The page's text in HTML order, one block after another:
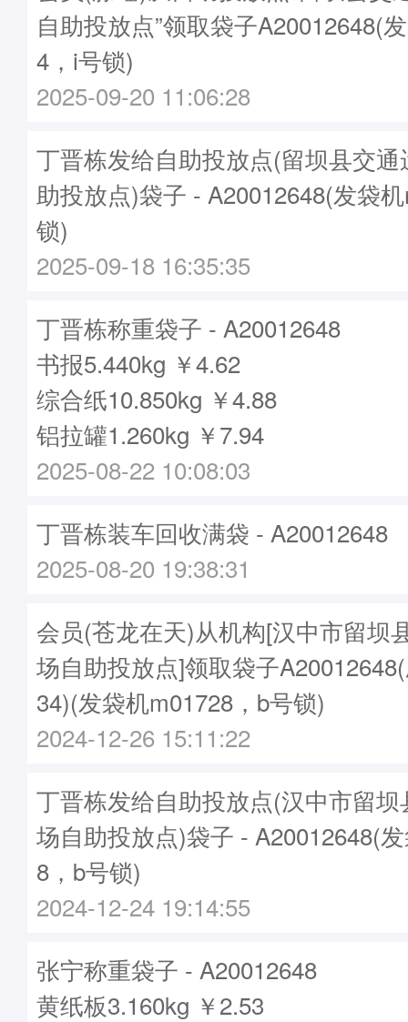
自助投放点”领取袋子A20012648(
4，i号锁)
2025-09-20 11:06:28
丁晋栋发给自助投放点(留坝县交
助投放点)袋子 - A20012648(发袋
锁)
2025-09-18 16:35:35
丁晋栋称重袋子 - A20012648
书报5.440kg ￥4.62
综合纸10.850kg ￥4.88
铝拉罐1.260kg ￥7.94
2025-08-22 10:08:03
丁晋栋装车回收满袋 - A20012648
2025-08-20 19:38:31
会员(苍龙在天)从机构[汉中市留坝
场自助投放点]领取袋子
34)(发袋机m01728，b号锁)
2024-12-26 15:11:22
丁晋栋发给自助投放点(汉中市留
场自助投放点)袋子 - A20012648(
8，b号锁)
2024-12-24 19:14:55
张宁称重袋子 - A20012648
黄纸板3.160kg ￥2.53